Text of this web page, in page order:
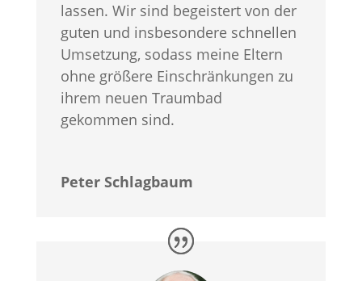
lassen. Wir sind begeistert von der
guten und insbesondere schnellen
Umsetzung, sodass meine Eltern
ohne größere Einschränkungen zu
ihrem neuen Traumbad
gekommen sind.
Peter Schlagbaum